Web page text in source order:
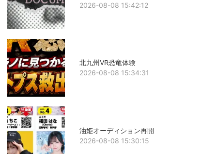
2026-08-08 15:42:12
北九州VR恐竜体験
2026-08-08 15:34:31
油姫オーディション再開
2026-08-08 15:30:15